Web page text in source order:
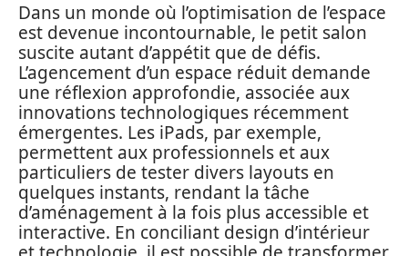
Dans un monde où l’optimisation de l’espace
est devenue incontournable, le petit salon
suscite autant d’appétit que de défis.
L’agencement d’un espace réduit demande
une réflexion approfondie, associée aux
innovations technologiques récemment
émergentes. Les iPads, par exemple,
permettent aux professionnels et aux
particuliers de tester divers layouts en
quelques instants, rendant la tâche
d’aménagement à la fois plus accessible et
interactive. En conciliant design d’intérieur